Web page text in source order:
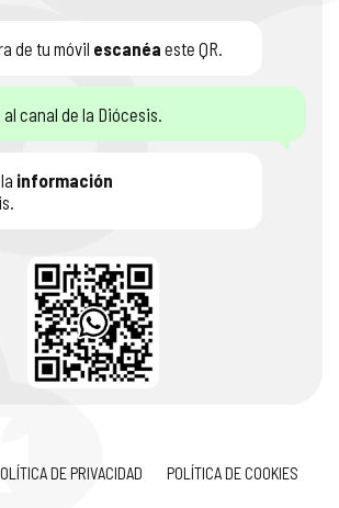
de tu móvil escanéa este QR.
al canal de la Diócesis.
información
DE PRIVACIDAD POLÍTICA DE COOKIES